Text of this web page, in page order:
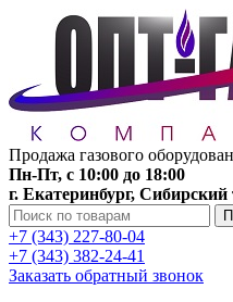
Продажа газового
Пн-Пт, с 10:00 до 18:00
г. Екатеринбург,
+7 (343) 227-80-04
+7 (343) 382-24-41
Заказать обратный звонок